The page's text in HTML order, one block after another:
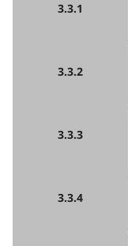
3.3.1
3.3.2
3.3.3
3.3.4